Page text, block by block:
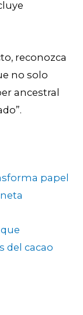
reconozca
no solo
ancestral
papel
del cacao